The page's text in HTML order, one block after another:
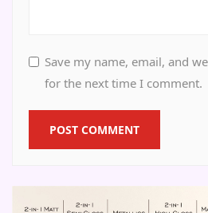
Save my name, email, and
for the next time I comment.